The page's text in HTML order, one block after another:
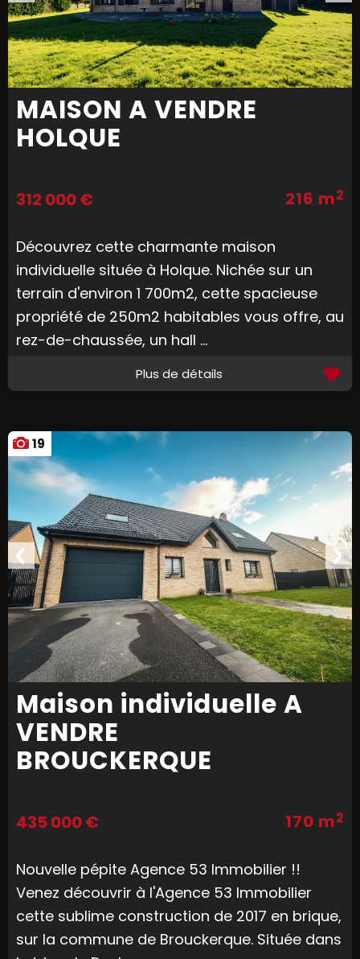
MAISON A VENDRE
HOLQUE
216 m2
312 000 €
Découvrez cette charmante maison
individuelle située à Holque. Nichée sur un
terrain d'environ 1 700m2, cette spacieuse
propriété de 250m2 habitables vous offre, au
rez-de-chaussée, un hall ...
Plus de détails
19
Maison individuelle A
VENDRE
BROUCKERQUE
170 m2
435 000 €
Nouvelle pépite Agence 53 Immobilier !!
Venez découvrir à l'Agence 53 Immobilier
cette sublime construction de 2017 en brique,
sur la commune de Brouckerque. Située dans